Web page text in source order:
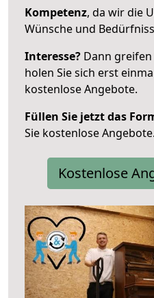
Kompetenz, da wir die
Wünsche und
Interesse? Dann
holen Sie sich erst
kostenlose Angebote.
Füllen Sie jetzt das
Sie kostenlose Angebote.
Kostenlose